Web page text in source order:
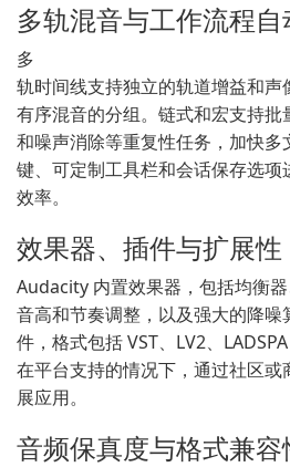
多轨混音与工作流程
多
轨时间线支持独立的轨道增益和声
有序混音的分组。链式和宏支持
和噪声消除等重复性任务，加快
键、可定制工具栏和会话保存选
效率。
效果器、插件与扩展性
Audacity 内置效果器，包括均衡器
音高和节奏调整，以及强大的降
件，格式包括 VST、LV2、
在平台支持的情况下，通过社区
展应用。
音频保真度与格式兼容